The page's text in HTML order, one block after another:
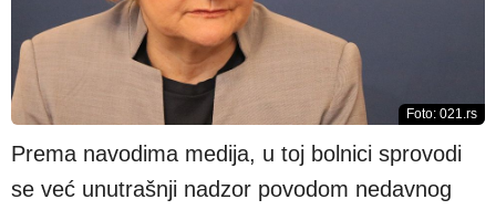
Foto: 021.rs
Prema navodima medija, u toj bolnici sprovodi
se već unutrašnji nadzor povodom nedavnog